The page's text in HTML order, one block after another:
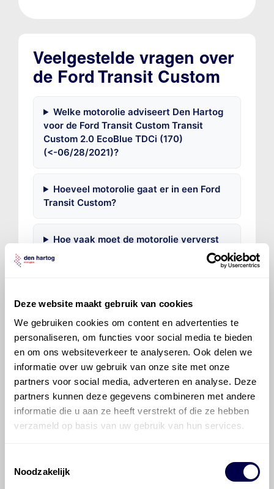
Deze website maakt gebruik van cookies
We gebruiken cookies om content en advertenties te
personaliseren, om functies voor social media te bieden
en om ons websiteverkeer te analyseren. Ook delen we
informatie over uw gebruik van onze site met onze
partners voor social media, adverteren en analyse. Deze
partners kunnen deze gegevens combineren met andere
informatie die u aan ze heeft verstrekt of die ze hebben
verzameld op basis van uw gebruik van hun services.
Noodzakelijk
Veelgestelde vragen over
de Ford Transit Custom
Welke motorolie adviseert Den Hartog
voor de Ford Transit Custom Transit
Custom 2.0 EcoBlue TDCi (170)
(<-06/28/2021)?
Hoeveel motorolie gaat er in een Ford
Transit Custom?
Hoe vaak moet de motorolie ververst
worden bij een Ford Transit Custom?
Transit Custom is productadvies
beschikbaar?
©OlyslagerAlle rechten voorbehouden. Deze
informatie mag noch geheel noch gedeeltelijk worden
voorafgaande schriftelijke toestemming van Olyslager
Organisation B.V. Hoewel alles in het werk is gesteld